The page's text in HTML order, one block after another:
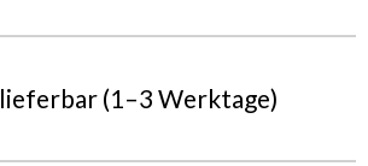
(1–3 Werktage)